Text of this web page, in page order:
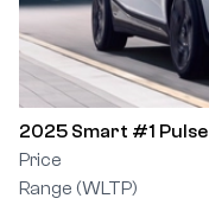
2025 Smart #1 Pulse
Price
Range (WLTP)